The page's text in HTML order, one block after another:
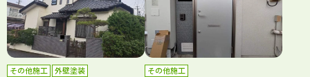
その他施工 外壁塗装 その他施工